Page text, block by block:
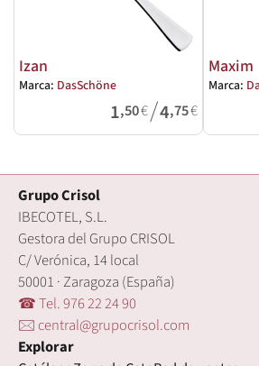
Izan
Marca: DasSchöne
1,50€/4,75€
Maxim
Marca:
Grupo Crisol
IBECOTEL, S.L.
Gestora del Grupo CRISOL
C/ Verónica, 14 local
50001 · Zaragoza (España)
☎ Tel. 976 22 24 90
🖂 central@grupocrisol.com
Explorar